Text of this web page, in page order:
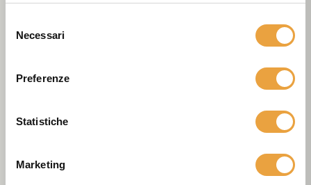
delNecessari
Preferenze
Statistiche
Marketing
SCARPE ANTINFORTUNISTICHE
ESD - Antracite